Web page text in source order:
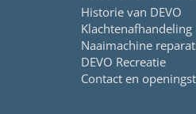
Historie van DEVO
Klachtenafhandeling
Naaimachine
DEVO Recreatie
Contact en